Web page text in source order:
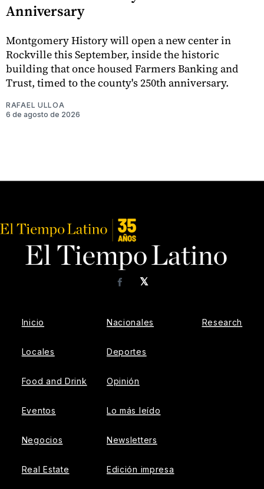
Anniversary
Montgomery History will open a new center in
Rockville this September, inside the historic
building that once housed Farmers Banking and
Trust, timed to the county's 250th anniversary.
RAFAEL ULLOA
6 de agosto de 2026
𝕏
Facebook
Inicio
Locales
Food and Drink
Eventos
Negocios
Real Estate
Nacionales
Deportes
Opinión
Lo más leído
Newsletters
Edición impresa
Research